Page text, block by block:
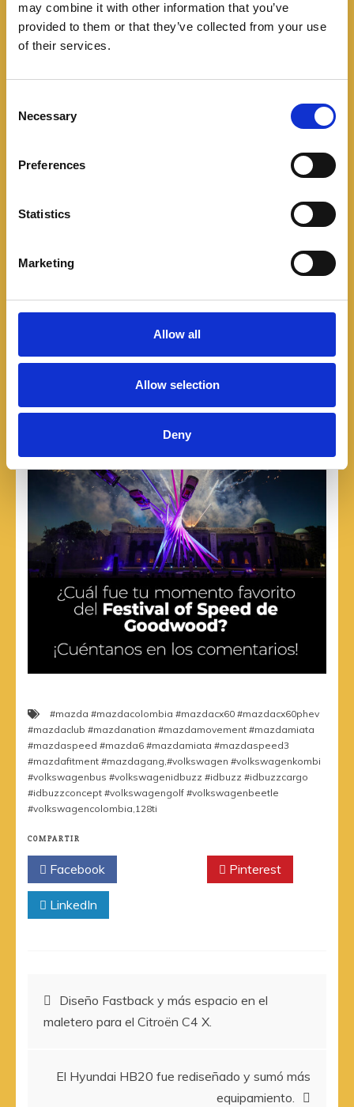
may combine it with other information that you’ve
provided to them or that they’ve collected from your use
of their services.
Necessary
Preferences
Statistics
Marketing
Allow all
Allow selection
Deny
#mazda #mazdacolombia #mazdacx60 #mazdacx60phev
#mazdaclub #mazdanation #mazdamovement #mazdamiata
#mazdaspeed #mazda6 #mazdamiata #mazdaspeed3
#mazdafitment #mazdagang,#volkswagen #volkswagenkombi
#volkswagenbus #volkswagenidbuzz #idbuzz #idbuzzcargo
#idbuzzconcept #volkswagengolf #volkswagenbeetle
#volkswagencolombia,128ti
COMPARTIR
Facebook Pinterest
LinkedIn
Navegación
de
entradas
Diseño Fastback y más espacio en el
maletero para el Citroën C4 X.
El Hyundai HB20 fue rediseñado y sumó más
equipamiento.